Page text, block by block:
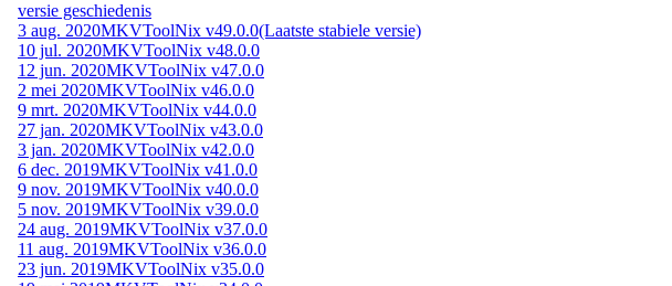
versie geschiedenis
3 aug. 2020MKVToolNix v49.0.0(Laatste stabiele versie)
10 jul. 2020MKVToolNix v48.0.0
12 jun. 2020MKVToolNix v47.0.0
2 mei 2020MKVToolNix v46.0.0
9 mrt. 2020MKVToolNix v44.0.0
27 jan. 2020MKVToolNix v43.0.0
3 jan. 2020MKVToolNix v42.0.0
6 dec. 2019MKVToolNix v41.0.0
9 nov. 2019MKVToolNix v40.0.0
5 nov. 2019MKVToolNix v39.0.0
24 aug. 2019MKVToolNix v37.0.0
11 aug. 2019MKVToolNix v36.0.0
23 jun. 2019MKVToolNix v35.0.0